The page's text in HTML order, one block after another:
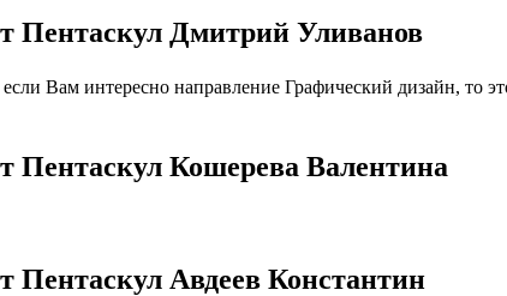
Пентаскул Дмитрий Уливанов
Вам интересно направление Графический дизайн, то
Пентаскул Кошерева Валентина
Пентаскул Авдеев Константин